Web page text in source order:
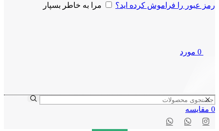
رمز عبور را فراموش کرده اید؟ مرا به خاطر بسپار
0 مورد
0 مقايسه